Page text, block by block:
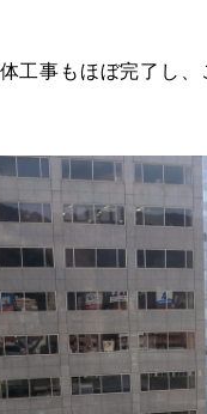
工事もほぼ完了し